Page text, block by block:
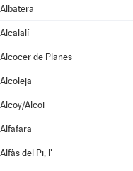
Albatera
Alcalalí
Alcocer de Planes
Alcoleja
Alcoy/Alcoi
Alfafara
Alfàs del Pi, l'